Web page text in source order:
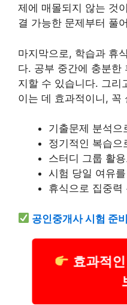
제에 매몰되지 않는 것
결 가능한 문제부터 풀
마지막으로, 학습과 휴
다. 공부 중간에 충분한
지할 수 있습니다. 그리
이는 데 효과적이니, 꼭
기출문제 분석으
정기적인 복습으
스터디 그룹 활
시험 당일 여유
휴식으로 집중력
공인중개사 시험 준
효과적